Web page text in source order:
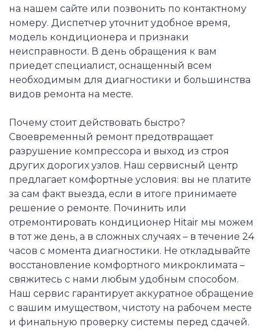
на нашем сайте или позвонить по контактному
номеру. Диспетчер уточнит удобное время,
модель кондиционера и признаки
неисправности. В день обращения к вам
приедет специалист, оснащенный всем
необходимым для диагностики и большинства
видов ремонта на месте.
Почему стоит действовать быстро?
Своевременный ремонт предотвращает
разрушение компрессора и выход из строя
других дорогих узлов. Наш сервисный центр
предлагает комфортные условия: вы не платите
за сам факт выезда, если в итоге принимаете
решение о ремонте. Починить или
отремонтировать кондиционер Hitair мы можем
в тот же день, а в сложных случаях – в течение 24
часов с момента диагностики. Не откладывайте
восстановление комфортного микроклимата –
свяжитесь с нами любым удобным способом.
Наш сервис гарантирует аккуратное обращение
с вашим имуществом, чистоту на рабочем месте
и финальную проверку системы перед сдачей.